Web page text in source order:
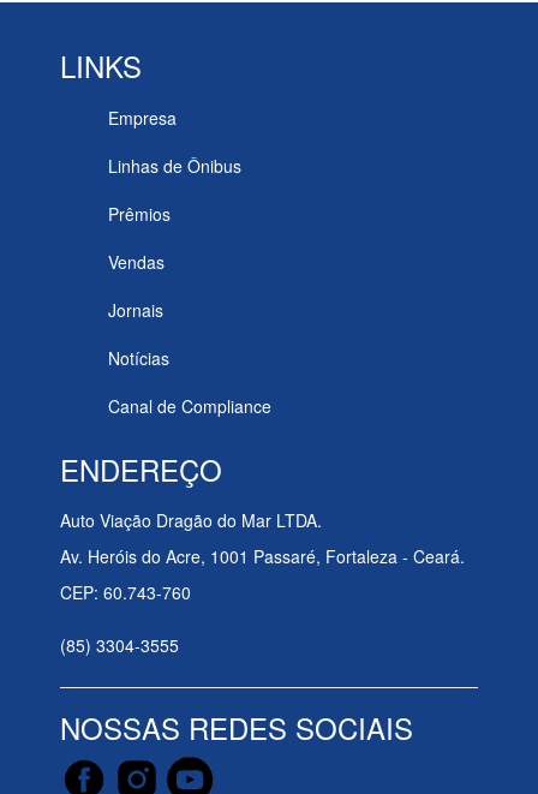
LINKS
Empresa
Linhas de Ônibus
Prêmios
Vendas
Jornais
Notícias
Canal de Compliance
ENDEREÇO
Auto Viação Dragão do Mar LTDA.
Av. Heróis do Acre, 1001 Passaré, Fortaleza - Ceará.
CEP: 60.743-760
(85) 3304-3555
NOSSAS REDES SOCIAIS